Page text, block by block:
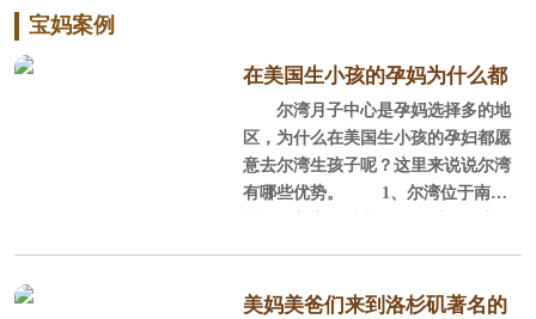
宝妈案例
在美国生小孩的孕妈为什么都
选尔湾？
尔湾月子中心是孕妈选择多的地
区，为什么在美国生小孩的孕妇都愿
意去尔湾生孩子呢？这里来说说尔湾
有哪些优势。 1、尔湾位于南加
靠广大的圣塔安娜山脉，这里阳光充
美妈美爸们来到洛杉矶著名的